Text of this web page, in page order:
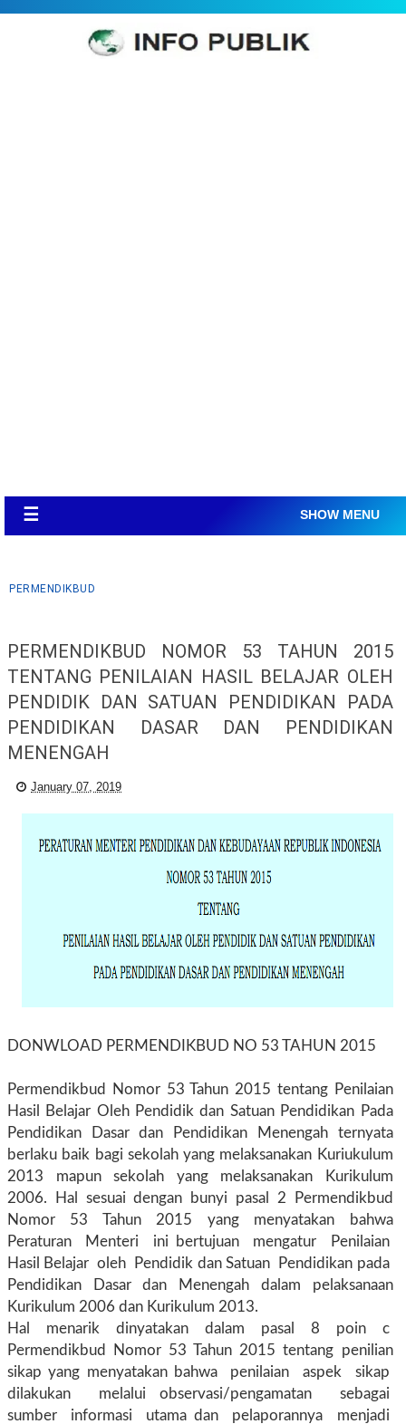
☰ SHOW MENU
PERMENDIKBUD
PERMENDIKBUD NOMOR 53 TAHUN 2015
TENTANG PENILAIAN HASIL BELAJAR OLEH
PENDIDIK DAN SATUAN PENDIDIKAN PADA
PENDIDIKAN DASAR DAN PENDIDIKAN
MENENGAH
January 07, 2019
DONWLOAD PERMENDIKBUD NO 53 TAHUN 2015
Permendikbud Nomor 53 Tahun 2015 tentang Penilaian
Hasil Belajar Oleh Pendidik dan Satuan Pendidikan Pada
Pendidikan Dasar dan Pendidikan Menengah ternyata
berlaku baik bagi sekolah yang melaksanakan Kuriukulum
2013 mapun sekolah yang melaksanakan Kurikulum
2006. Hal sesuai dengan bunyi pasal 2 Permendikbud
Nomor 53 Tahun 2015 yang menyatakan bahwa
Peraturan Menteri ini bertujuan mengatur Penilaian
Hasil Belajar oleh Pendidik dan Satuan Pendidikan pada
Pendidikan Dasar dan Menengah dalam pelaksanaan
Kurikulum 2006 dan Kurikulum 2013.
Hal menarik dinyatakan dalam pasal 8 poin c
Permendikbud Nomor 53 Tahun 2015 tentang penilian
sikap yang menyatakan bahwa penilaian aspek sikap
dilakukan melalui observasi/pengamatan sebagai
sumber informasi utama dan pelaporannya menjadi